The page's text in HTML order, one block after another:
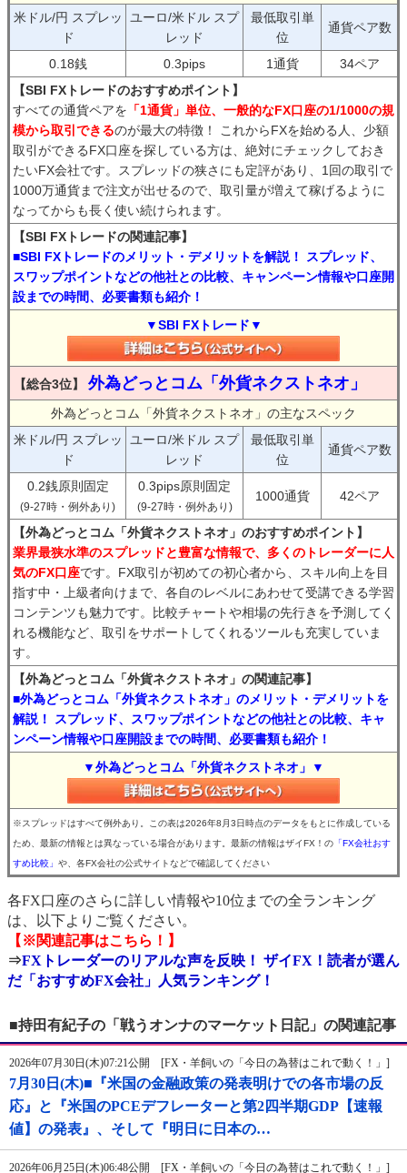
米ドル/円 スプレッ
ド
ユーロ/米ドル スプ
レッド
最低取引単
位
通貨ペア数
0.18銭 0.3pips 1通貨
34ペア
【SBI FXトレードのおすすめポイント】
すべての通貨ペアを 「1通貨」単位、一般的なFX口座の1/1000の規
模から取引できるのが最大の特徴！ これからFXを始める人、少額
取引ができるFX口座を探している方は、絶対にチェックしておき
たいFX会社です。スプレッドの狭さにも定評があり、1回の取引で
1000万通貨まで注文が出せるので、取引量が増えて稼げるように
なってからも長く使い続けられます。
【SBI FXトレードの関連記事】
■SBI FXトレードのメリット・デメリットを解説！ スプレッド、
スワップポイントなどの他社との比較、キャンペーン情報や口座開
設までの時間、必要書類も紹介！
▼SBI FXトレード▼
【総合3位】 外為どっとコム「外貨ネクストネオ」
外為どっとコム「外貨ネクストネオ」の主なスペック
米ドル/円 スプレッ
ド
ユーロ/米ドル スプ
レッド
最低取引単
位
通貨ペア数
0.2銭原則固定
(9-27時・例外あり)
0.3pips原則固定
(9-27時・例外あり)
1000通貨 42ペア
【外為どっとコム「外貨ネクストネオ」のおすすめポイント】
業界最狭水準のスプレッドと豊富な情報で、多くのトレーダーに人
気のFX口座です。FX取引が初めての初心者から、スキル向上を目
指す中・上級者向けまで、各自のレベルにあわせて受講できる学習
コンテンツも魅力です。比較チャートや相場の先行きを予測してく
れる機能など、取引をサポートしてくれるツールも充実していま
す。
【外為どっとコム「外貨ネクストネオ」の関連記事】
■外為どっとコム「外貨ネクストネオ」のメリット・デメリットを
解説！ スプレッド、スワップポイントなどの他社との比較、キャ
ンペーン情報や口座開設までの時間、必要書類も紹介！
▼外為どっとコム「外貨ネクストネオ」▼
※スプレッドはすべて例外あり。この表は2026年8月3日時点のデータをもとに作成している
ため、最新の情報とは異なっている場合があります。最新の情報はザイFX！の 「FX会社おす
すめ比較」 や、各FX会社の公式サイトなどで確認してください
各FX口座のさらに詳しい情報や10位までの全ランキング
は、以下よりご覧ください。
【※関連記事はこちら！】
⇒FXトレーダーのリアルな声を反映！ ザイFX！読者が選ん
だ「おすすめFX会社」人気ランキング！
■持田有紀子の「戦うオンナのマーケット日記」の関連記事
2026年07月30日(木)07:21公開 [FX・羊飼いの「今日の為替はこれで動く！」]
7月30日(木)■『米国の金融政策の発表明けでの各市場の反
応』と『米国のPCEデフレーターと第2四半期GDP【速報
値】の発表』、そして『明日に日本の…
2026年06月25日(木)06:48公開 [FX・羊飼いの「今日の為替はこれで動く！」]